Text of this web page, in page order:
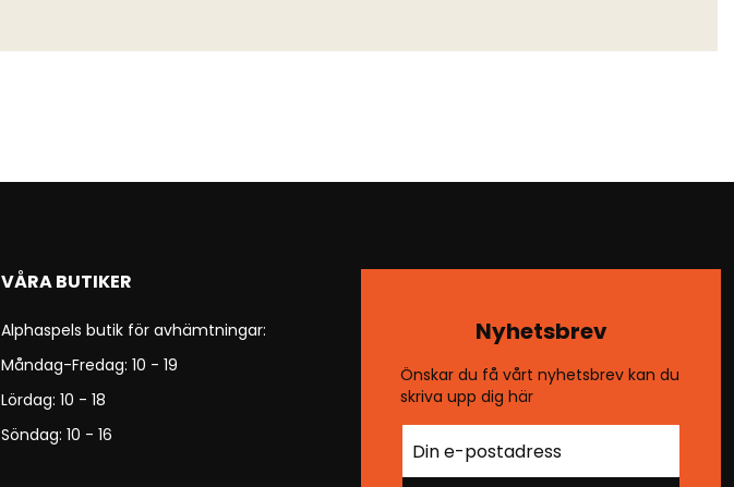
VÅRA BUTIKER
Alphaspels butik för avhämtningar:
Måndag-Fredag: 10 - 19
Lördag: 10 - 18
Söndag: 10 - 16
Nyhetsbrev
Önskar du få vårt nyhetsbrev kan du
skriva upp dig här